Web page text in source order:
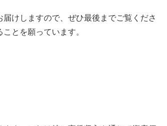
けしますので、ぜひ最後までご覧くださ
とを願っています。